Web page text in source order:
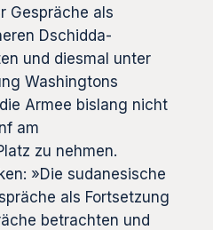
Gespräche als
Dschidda-
und diesmal unter
Washingtons
Armee bislang nicht
am
zu nehmen.
»Die sudanesische
als Fortsetzung
betrachten und